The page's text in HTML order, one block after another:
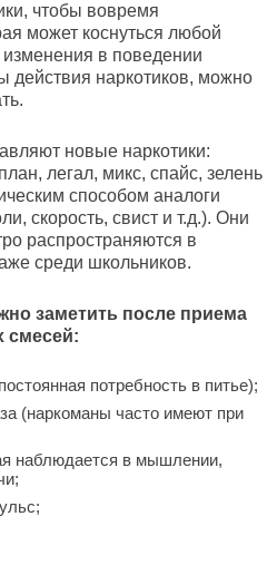
чтобы вовремя
может коснуться любой
в поведении
действия наркотиков, можно
новые наркотики:
легал, микс, спайс, зелень
способом аналоги
скорость, свист и т.д.). Они
распространяются в
среди школьников.
заметить после приема
смесей:
потребность в питье);
(наркоманы часто имеют при
наблюдается в мышлении,